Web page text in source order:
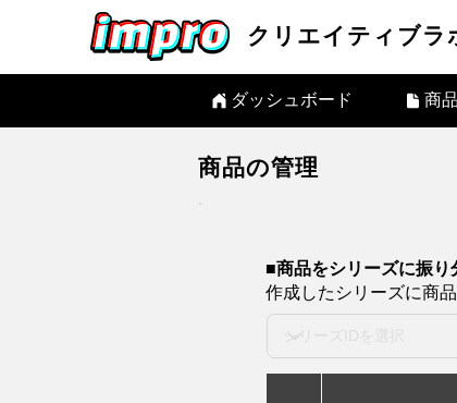
クリエイティブラ
ダッシュボード 商
商品の管理
​■商品をシリーズに振り
作成したシリーズに商